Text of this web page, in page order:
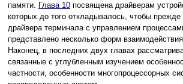
памяти. Глава 10 посвящена драйверам
которых до того откладывалось, чтобы прежде
драйвера терминала с управлением
представлено несколько форм
Наконец, в последних двух главах
связанные с углубленным изучением
частности, особенности многопроцессорных